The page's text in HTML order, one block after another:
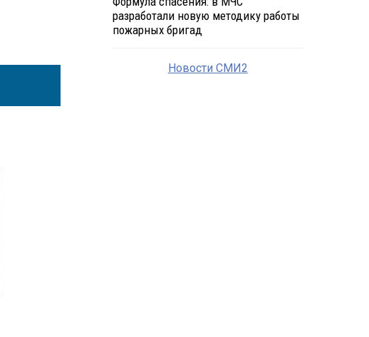
разработали новую методику работы
пожарных бригад
Новости СМИ2